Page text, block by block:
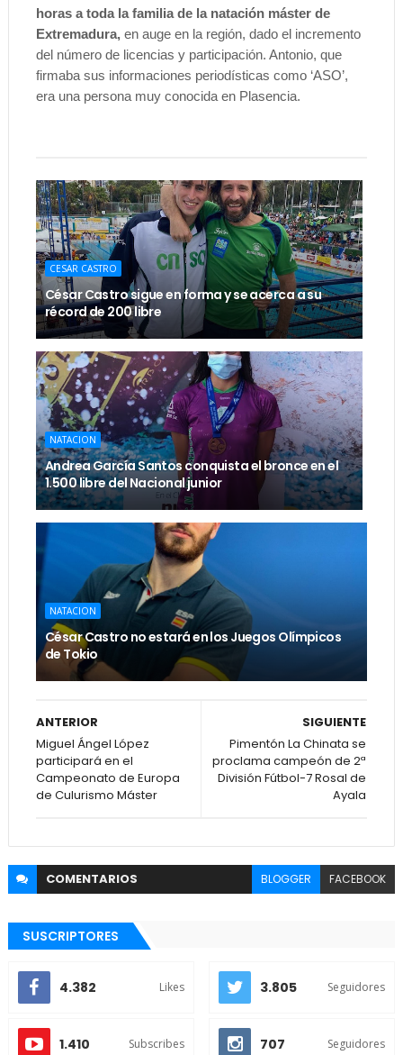
horas a toda la familia de la natación máster de
Extremadura,en auge en la región, dado el incremento
del número de licencias y participación. Antonio, que
firmaba sus informaciones periodísticas como ‘ASO’,
era una persona muy conocida en Plasencia.
CESAR CASTRO
César Castro sigue en forma y se acerca a su
récord de 200 libre
NATACION
Andrea García Santos conquista el bronce en el
1.500 libre del Nacional junior
NATACION
César Castro no estará en los Juegos Olímpicos
de Tokio
SIGUIENTE
Pimentón La Chinata se
proclama campeón de 2ª
División Fútbol-7 Rosal de
Ayala
ANTERIOR
Miguel Ángel López
participará en el
Campeonato de Europa
de Culurismo Máster
COMENTARIOS BLOGGER FACEBOOK
SUSCRIPTORES
4.382 Likes 3.805 Seguidores
1.410 Subscribes 707 Seguidores